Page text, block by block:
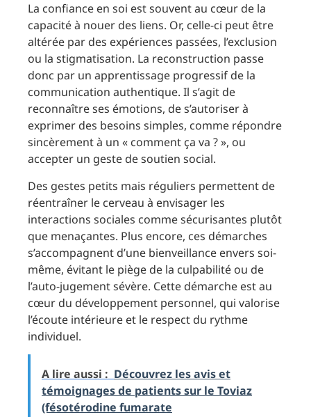
La confiance en soi est souvent au cœur de la
capacité à nouer des liens. Or, celle-ci peut être
altérée par des expériences passées, l’exclusion
ou la stigmatisation. La reconstruction passe
donc par un apprentissage progressif de la
communication authentique. Il s’agit de
reconnaître ses émotions, de s’autoriser à
exprimer des besoins simples, comme répondre
sincèrement à un « comment ça va ? », ou
accepter un geste de soutien social.
Des gestes petits mais réguliers permettent de
réentraîner le cerveau à envisager les
interactions sociales comme sécurisantes plutôt
que menaçantes. Plus encore, ces démarches
s’accompagnent d’une bienveillance envers soi-
même, évitant le piège de la culpabilité ou de
l’auto-jugement sévère. Cette démarche est au
cœur du développement personnel, qui valorise
l’écoute intérieure et le respect du rythme
individuel.
A lire aussi : Découvrez les avis et
témoignages de patients sur le Toviaz
(fésotérodine fumarate